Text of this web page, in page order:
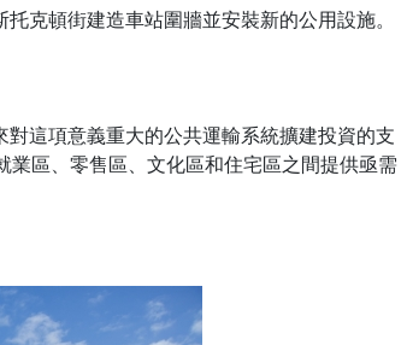
克頓街建造車站圍牆並安裝新的公用設施。
這項意義重大的公共運輸系統擴建投資的支
區、零售區、文化區和住宅區之間提供亟需